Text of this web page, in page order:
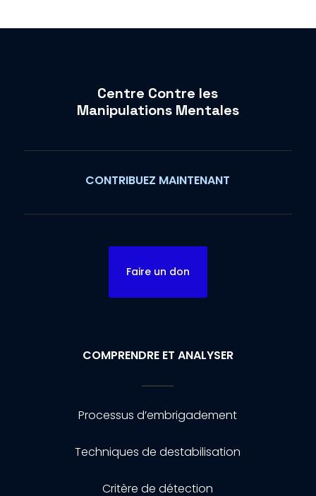
Centre Contre les
Manipulations Mentales
CONTRIBUEZ MAINTENANT
Faire un don
COMPRENDRE ET ANALYSER
Processus d’embrigadement
Techniques de destabilisation
Critère de détection